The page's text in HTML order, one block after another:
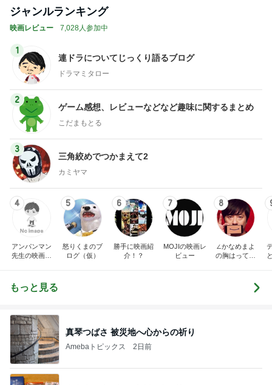
ジャンルランキング
映画レビュー 7,028人参加中
1
連ドラについてじっくり語るブログ
ドラマミタロー
2
ゲーム感想、レビューなどなど趣味に関するまとめ
こだまもとる
3
三角絞めでつかまえて2
カミヤマ
4
アンパンマン
先生の映画講
5
怒りくまのブ
ログ（仮）
6
勝手に映画紹
介！？
7
MOJIの映画レ
ビュー
8
∠かなめまよ
の胸はって行
もっと見る
真琴つばさ 被災地へ心からの祈り
Amebaトピックス 2日前